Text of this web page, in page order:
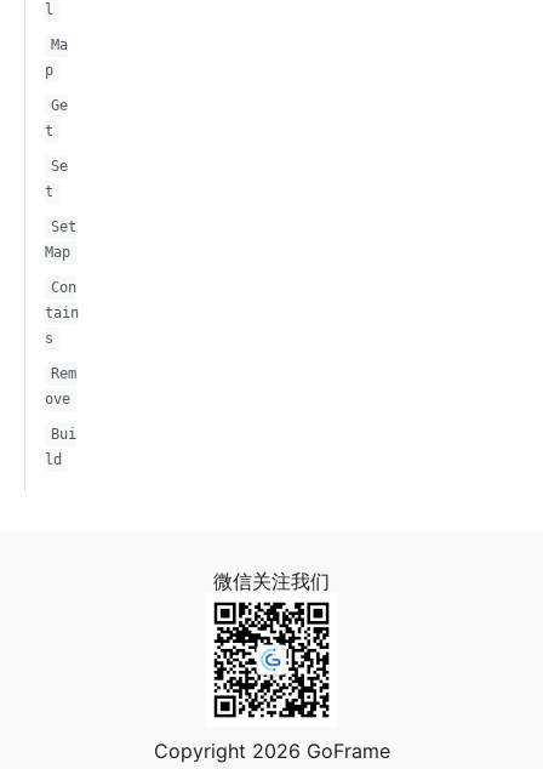
l
Ma
p
Ge
t
Se
t
Set
Map
Con
tain
s
Rem
ove
Bui
ld
微信关注我们
Copyright 2026 GoFrame